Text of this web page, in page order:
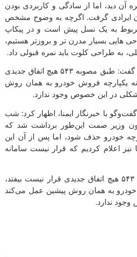
آن دید، اما از سادگی و کاربردی بودن
ایرادی گرفت. اگرچه به وضوح مشخص
به یک نسل پیش است و در پیکاپ
هایی بسیار مدرن تر و بروزتر هستیم،
به طراحی کلوت باید نمره قبولی داد.
سخنگوی شورای رقابت گفت: طبق مصوبه ۵۴۳ هیچ اتفاق جدیدی
یکپارچه فروش خودرو به همان روش
در این خصوص وجود ندارد.
با خبرنگار ایمنا، اظهار کرد: شب
وزیر صمت این‌طور برداشت شد که
خودرو حذف شود، اما پس از آن این
اعلام کردیم که قرار نیست سامانه
وی افزود: طبق مصوبه ۵۴۳ هیچ اتفاق جدیدی قرار نیست بیفتد،
خودرو به همان روش پیشین عمل می‌کند
ندارد.